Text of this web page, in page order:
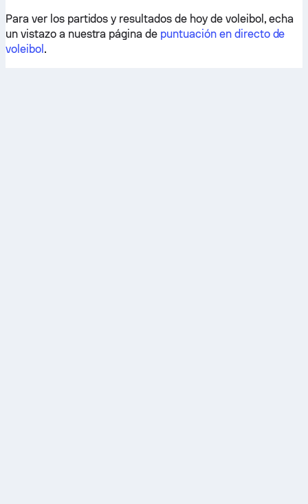
Para ver los partidos y resultados de hoy de voleibol, echa
un vistazo a nuestra página de puntuación en directo de
voleibol .